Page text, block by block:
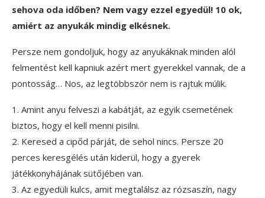
sehova oda időben? Nem vagy ezzel egyedül! 10 ok,
amiért az anyukák mindig elkésnek.
Persze nem gondoljuk, hogy az anyukáknak minden alól
felmentést kell kapniuk azért mert gyerekkel vannak, de a
pontosság… Nos, az legtöbbször nem is rajtuk múlik.
1. Amint anyu felveszi a kabátját, az egyik csemetének
biztos, hogy el kell menni pisilni.
2. Keresed a cipőd párját, de sehol nincs. Persze 20
perces keresgélés után kiderül, hogy a gyerek
játékkonyhájának sütőjében van.
3. Az egyedüli kulcs, amit megtalálsz az rózsaszín, nagy